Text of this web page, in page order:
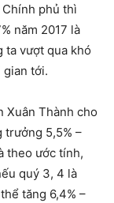
phủ thì
năm 2017 là
ta vượt qua khó
gian tới.
Xuân Thành cho
trưởng 5,5% –
theo ước tính,
quý 3, 4 là
tăng 6,4% –